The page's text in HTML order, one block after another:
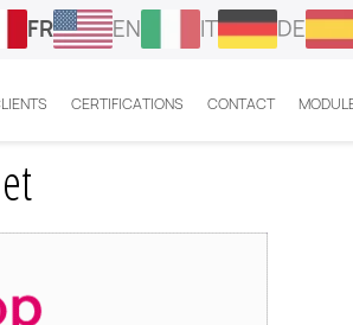
FR EN IT DE
CERTIFICATIONS CONTACT